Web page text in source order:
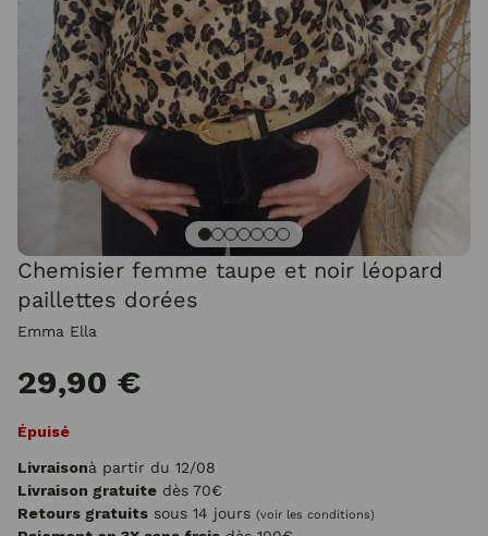
Chemisier femme taupe et noir léopard
paillettes dorées
Emma Ella
29,90 €
Épuisé
Livraisonà partir du 12/08
Livraison gratuite dès 70€
Retours gratuits sous 14 jours (voir les conditions)